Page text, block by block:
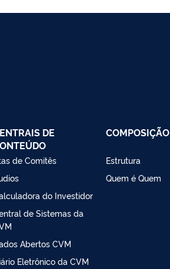
DE
de Comitês
do Investidor
de Sistemas da
Abertos CVM
Eletrônico da CVM
COMPOSIÇÃO
Estrutura
Quem é Quem